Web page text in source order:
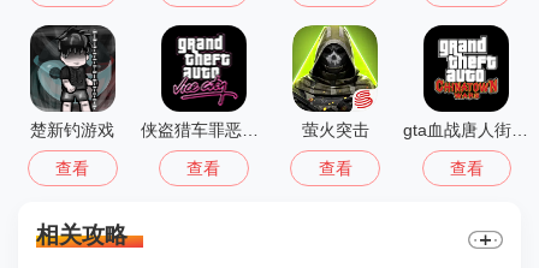
楚新钓游戏
查看 查看
萤火突击
查看 查看
相关攻略